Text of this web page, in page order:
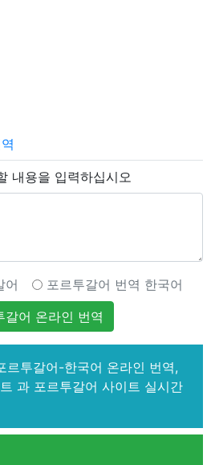
내용을 입력하십시오
어
포르투갈어 번역 한국어
갈어 온라인 번역
르투갈어-한국어 온라인 번역,
과 포르투갈어 사이트 실시간